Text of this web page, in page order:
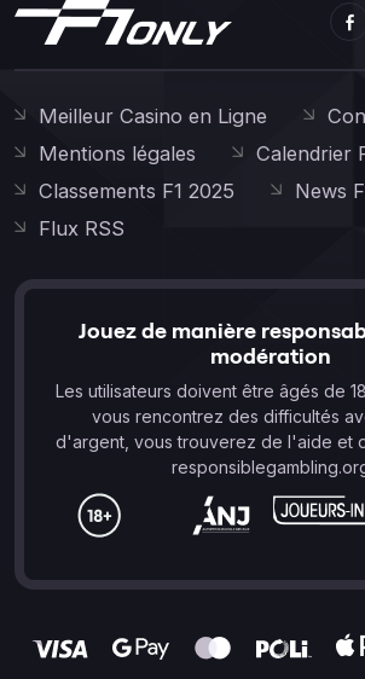
Meilleur Casino en Ligne
Mentions légales
Calendrier
Classements F1 2025
News
Flux RSS
Jouez de manière
modération
Les utilisateurs doivent être âgés de
vous rencontrez des difficultés
d'argent, vous trouverez de l'aide et